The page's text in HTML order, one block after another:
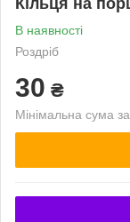
В наявності
Роздріб
30 ₴
Мінімальна сума